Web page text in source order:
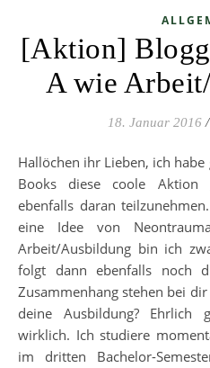
[Aktion]
A wie
18. Januar 2016 /
Hallöchen ihr Lieben, ich habe gerade bei Nicole von About
Books diese coole Aktion
ebenfalls daran
eine Idee von
Arbeit/Ausbildung bin ich
folgt dann ebenfalls noch
Zusammenhang stehen bei
deine Ausbildung?
wirklich. Ich studiere
im dritten Bachelor-